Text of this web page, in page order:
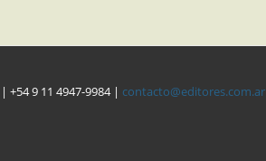
+54 9 11 4947-9984 | contacto@editores.com.ar